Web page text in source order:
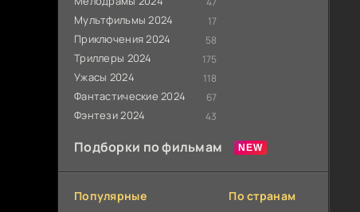
Мультфильмы 2024 17
Приключения 2024 58
Триллеры 2024 175
Ужасы 2024 118
Фантастические 2024 67
Фэнтези 2024 43
Подборки по фильмам
Популярные По странам